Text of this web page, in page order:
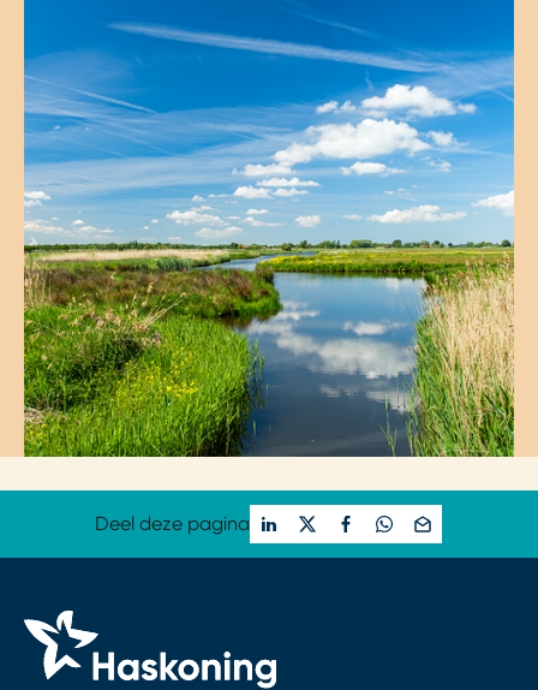
Deel deze pagina